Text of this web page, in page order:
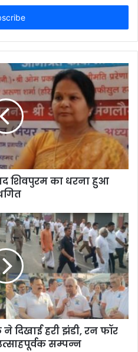
शिवपुरम का धरना हुआ
दिखाई हरी झंडी, रन फॉर
सम्पन्न